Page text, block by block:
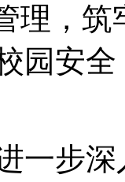
理，
园安
一步